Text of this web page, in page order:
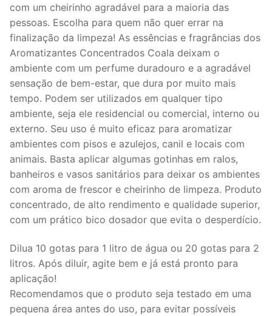
com um cheirinho agradável para a maioria das
pessoas. Escolha para quem não quer errar na
finalização da limpeza! As essências e fragrâncias dos
Aromatizantes Concentrados Coala deixam o
ambiente com um perfume duradouro e a agradável
sensação de bem-estar, que dura por muito mais
tempo. Podem ser utilizados em qualquer tipo
ambiente, seja ele residencial ou comercial, interno ou
externo. Seu uso é muito eficaz para aromatizar
ambientes com pisos e azulejos, canil e locais com
animais. Basta aplicar algumas gotinhas em ralos,
banheiros e vasos sanitários para deixar os ambientes
com aroma de frescor e cheirinho de limpeza. Produto
concentrado, de alto rendimento e qualidade superior,
com um prático bico dosador que evita o desperdício.
Dilua 10 gotas para 1 litro de água ou 20 gotas para 2
litros. Após diluir, agite bem e já está pronto para
aplicação!
Recomendamos que o produto seja testado em uma
pequena área antes do uso, para evitar possíveis